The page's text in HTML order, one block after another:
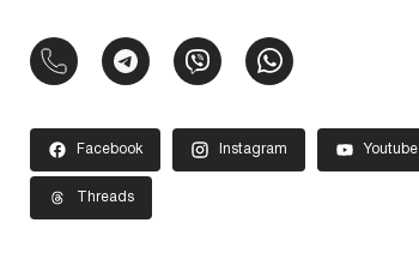
Facebook Instagram Youtube
Threads